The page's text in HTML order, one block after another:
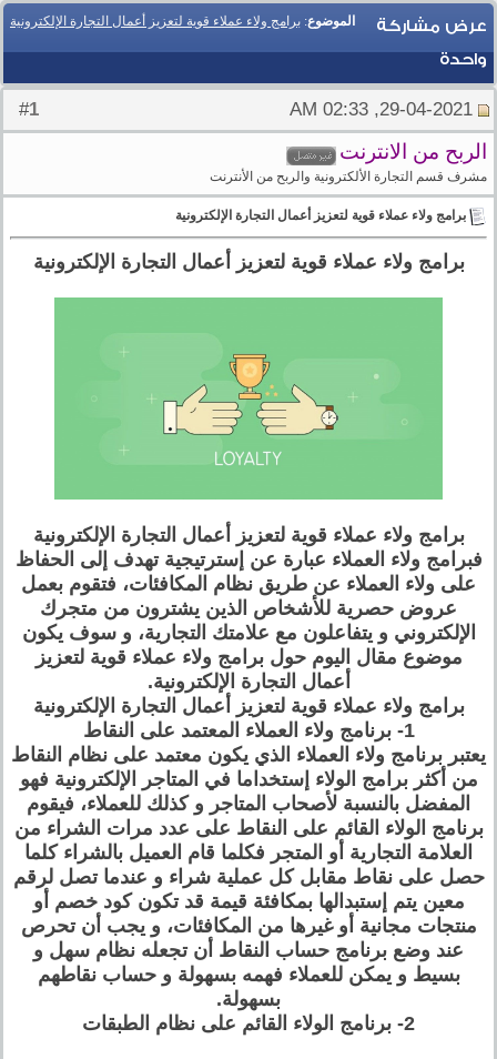
الموضوع: برامج ولاء عملاء قوية لتعزيز أعمال التجارة الإلكترونية
عرض مشاركة
واحدة
1
الربح من الانترنت
مشرف قسم التجارة الألكترونية والربح من الأنترنت
برامج ولاء عملاء قوية لتعزيز أعمال التجارة الإلكترونية
برامج ولاء عملاء قوية لتعزيز أعمال التجارة الإلكترونية
برامج ولاء عملاء قوية لتعزيز أعمال التجارة الإلكترونية
فبرامج ولاء العملاء عبارة عن إسترتيجية تهدف إلى الحفاظ
على ولاء العملاء عن طريق نظام المكافئات، فتقوم بعمل
عروض حصرية للأشخاص الذين يشترون من متجرك
الإلكتروني و يتفاعلون مع علامتك التجارية، و سوف يكون
موضوع مقال اليوم حول برامج ولاء عملاء قوية لتعزيز
أعمال التجارة الإلكترونية.
برامج ولاء عملاء قوية لتعزيز أعمال التجارة الإلكترونية
1- برنامج ولاء العملاء المعتمد على النقاط
يعتبر برنامج ولاء العملاء الذي يكون معتمد على نظام النقاط
من أكثر برامج الولاء إستخداما في المتاجر الإلكترونية فهو
المفضل بالنسبة لأصحاب المتاجر و كذلك للعملاء، فيقوم
برنامج الولاء القائم على النقاط على عدد مرات الشراء من
العلامة التجارية أو المتجر فكلما قام العميل بالشراء كلما
حصل على نقاط مقابل كل عملية شراء و عندما تصل لرقم
معين يتم إستبدالها بمكافئة قيمة قد تكون كود خصم أو
منتجات مجانية أو غيرها من المكافئات، و يجب أن تحرص
عند وضع برنامج حساب النقاط أن تجعله نظام سهل و
بسيط و يمكن للعملاء فهمه بسهولة و حساب نقاطهم
بسهولة.
2- برنامج الولاء القائم على نظام الطبقات